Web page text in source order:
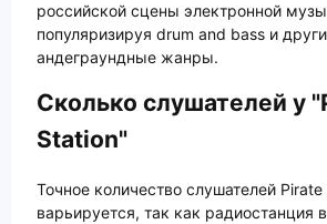
российской сцены электронной
популяризируя drum and bass и
андеграундные жанры.
Сколько слушателей у
Station"
Точное количество слушателей
варьируется, так как радиостанция